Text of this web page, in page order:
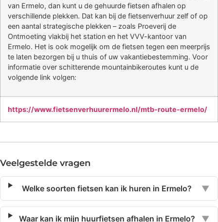
van Ermelo, dan kunt u de gehuurde fietsen afhalen op
verschillende plekken. Dat kan bij de fietsenverhuur zelf of op
een aantal strategische plekken – zoals Proeverij de
Ontmoeting vlakbij het station en het VVV-kantoor van
Ermelo. Het is ook mogelijk om de fietsen tegen een meerprijs
te laten bezorgen bij u thuis of uw vakantiebestemming. Voor
informatie over schitterende mountainbikeroutes kunt u de
volgende link volgen:
https://www.fietsenverhuurermelo.nl/mtb-route-ermelo/
Veelgestelde vragen
Welke soorten fietsen kan ik huren in Ermelo? ▼
Waar kan ik mijn huurfietsen afhalen in Ermelo? ▼